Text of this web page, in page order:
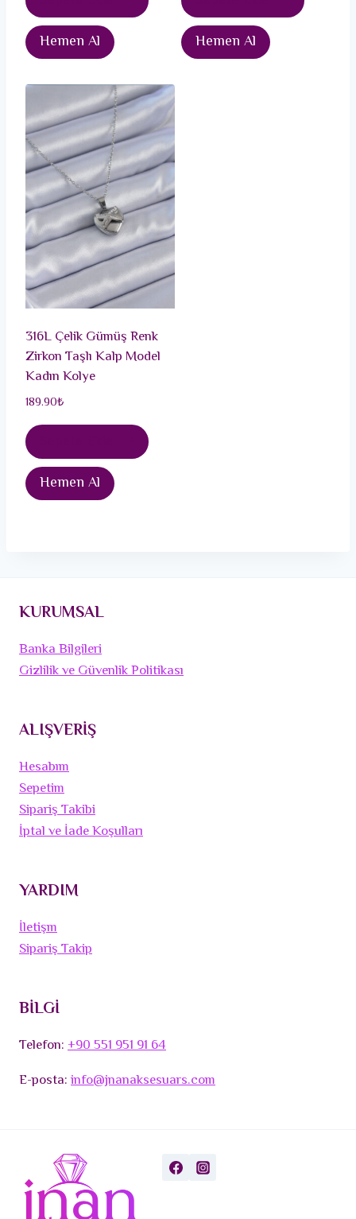
Hemen Al
Hemen Al
316L Çelik Gümüş Renk
Zirkon Taşlı Kalp Model
Kadın Kolye
189.90₺
Hemen Al
KURUMSAL
Banka Bilgileri
Gizlilik ve Güvenlik Politikası
ALIŞVERİŞ
Hesabım
Sepetim
Sipariş Takibi
İptal ve İade Koşulları
YARDIM
İletişm
Sipariş Takip
BİLGİ
Telefon:+90 551 951 91 64
E-posta:info@jnanaksesuars.com